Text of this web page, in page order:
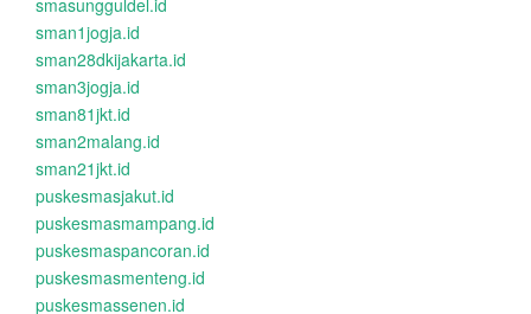
smasungguldel.id
sman1jogja.id
sman28dkijakarta.id
sman3jogja.id
sman81jkt.id
sman2malang.id
sman21jkt.id
puskesmasjakut.id
puskesmasmampang.id
puskesmaspancoran.id
puskesmasmenteng.id
puskesmassenen.id